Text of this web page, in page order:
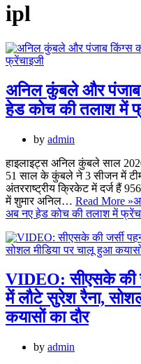
ipl
अनिल कुंबले और पंजाब
हेड कोच की तलाश में
by admin
हाइलाइट्स अनिल कुंबले साल
51 साल के कुंबले ने 3 सीजन में टीम
अंतरराष्ट्रीय क्रिकेट में दर्ज हैं
में शुमार अनिल… Read More »
अब नए हेड कोच की तलाश में
VIDEO: सीएसके की
में लौटे सुरेश रैना,
कयासों का दौर
by admin